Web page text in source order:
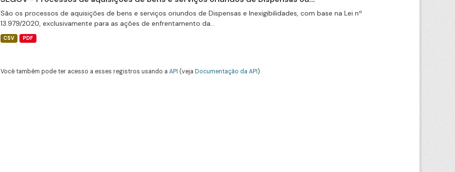
São os processos de aquisições de bens e serviços oriundos de Dispensas e Inexigibilidades, com base na Lei nº
13.979/2020, exclusivamente para as ações de enfrentamento da...
CSV PDF
Você também pode ter acesso a esses registros usando a API (veja Documentação da API).